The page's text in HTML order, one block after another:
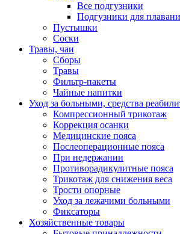
Все подгузники
Подгузники для
Пустышки
Соски
Травы, чаи
Сборы
Травы
Фильтр-пакеты
Чайные напитки
Уход за больными, средства
Компрессионный трикотаж
Коррекция осанки
Медицинские пояса
Послеоперационные пояса
При недержании
Противорадикулитные пояса
Трикотаж для снижения веса
Трости опорные
Уход за лежачими больными
Фиксаторы
Хозяйственные товары